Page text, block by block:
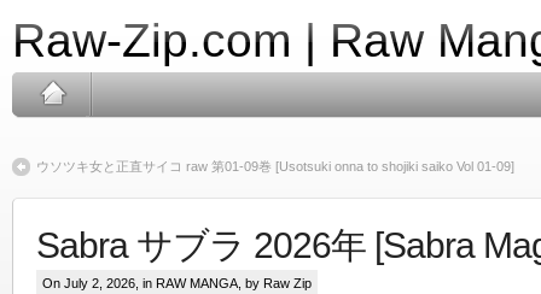
Raw-Zip.com | Raw
ウソツキ女と正直サイコ raw 第01-09巻 [Usotsuki onna to shojiki saiko Vol 01-09]
Sabra サブラ 2026年 [Sabra
On July 2, 2026, in RAW MANGA , by Raw Zip